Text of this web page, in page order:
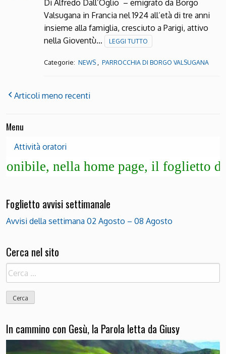
Di Alfredo Dall’Oglio – emigrato da Borgo
Valsugana in Francia nel 1924 all’età di tre anni
insieme alla famiglia, cresciuto a Parigi, attivo
nella Gioventù…
LEGGI TUTTO
Categorie: NEWS PARROCCHIA DI BORGO VALSUGANA
Articoli meno recenti
Menu
Attività oratori
nella home page, il foglietto degli
Foglietto avvisi settimanale
Avvisi della settimana 02 Agosto – 08 Agosto
Cerca nel sito
Ricerca
per:
In cammino con Gesù, la Parola letta da Giusy